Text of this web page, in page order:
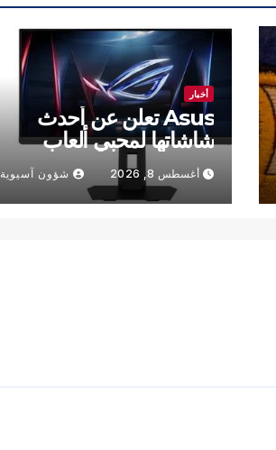
أخبار
Asus تعلن عن أحدث
شاشاتها لمحبي ألعاب
الفيديو
أغسطس 8, 2026 شؤون آسيوية